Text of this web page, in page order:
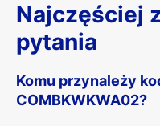
Najczęściej
pytania
Komu przynależy
COMBKWKWA02?